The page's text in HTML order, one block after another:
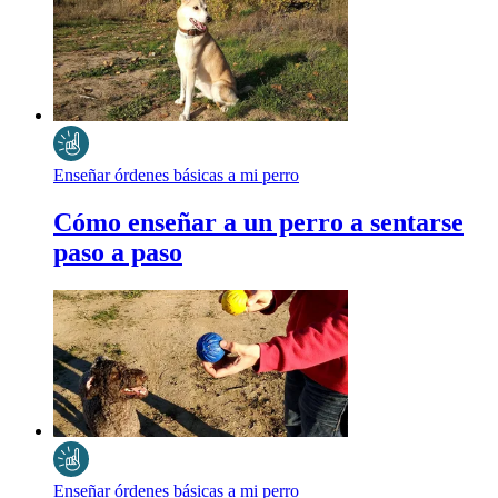
Enseñar órdenes básicas a mi perro
Cómo enseñar a un perro a sentarse
paso a paso
Enseñar órdenes básicas a mi perro